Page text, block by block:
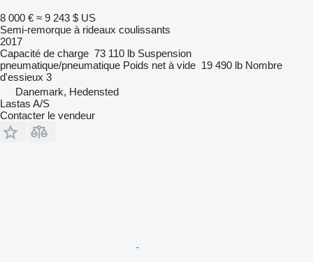
8 000 € ≈ 9 243 $ US
Semi-remorque à rideaux coulissants
2017
Capacité de charge 73 110 lb Suspension
pneumatique/pneumatique Poids net à vide 19 490 lb Nombre
d'essieux 3
Danemark, Hedensted
Lastas A/S
Contacter le vendeur